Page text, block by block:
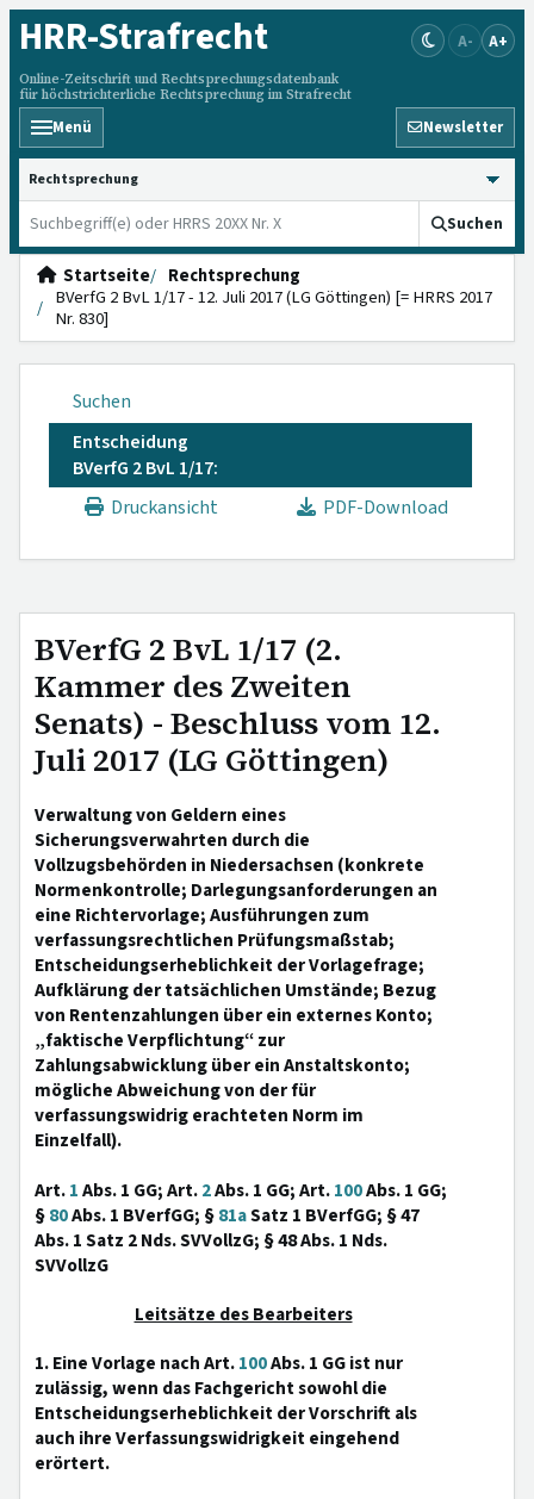
HRR-Strafrecht
Online-Zeitschrift und Rechtsprechungsdatenbank
für höchstrichterliche Rechtsprechung im Strafrecht
A- A+
Menü Newsletter
HRRS durchsuchen
Suchen
Startseite
Rechtsprechung
BVerfG 2 BvL 1/17 - 12. Juli 2017 (LG Göttingen) [= HRRS 2017
Nr. 830]
Suchen
Entscheidung
BVerfG 2 BvL 1/17:
Druckansicht
PDF-Download
BVerfG 2 BvL 1/17 (2.
Kammer des Zweiten
Senats) - Beschluss vom 12.
Juli 2017 (LG Göttingen)
Verwaltung von Geldern eines
Sicherungsverwahrten durch die
Vollzugsbehörden in Niedersachsen (konkrete
Normenkontrolle; Darlegungsanforderungen an
eine Richtervorlage; Ausführungen zum
verfassungsrechtlichen Prüfungsmaßstab;
Entscheidungserheblichkeit der Vorlagefrage;
Aufklärung der tatsächlichen Umstände; Bezug
von Rentenzahlungen über ein externes Konto;
„faktische Verpflichtung“ zur
Zahlungsabwicklung über ein Anstaltskonto;
mögliche Abweichung von der für
verfassungswidrig erachteten Norm im
Einzelfall).
Art.1Abs. 1 GG; Art.2Abs. 1 GG; Art.100Abs. 1 GG;
§80Abs. 1 BVerfGG; §81aSatz 1 BVerfGG; § 47
Abs. 1 Satz 2 Nds. SVVollzG; § 48 Abs. 1 Nds.
SVVollzG
Leitsätze des Bearbeiters
1. Eine Vorlage nach Art.100Abs. 1 GG ist nur
zulässig, wenn das Fachgericht sowohl die
Entscheidungserheblichkeit der Vorschrift als
auch ihre Verfassungswidrigkeit eingehend
erörtert.